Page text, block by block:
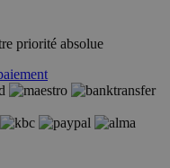
priorité absolue